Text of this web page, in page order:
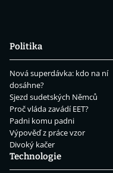
Politika
Nová superdávka: kdo na ní
dosáhne?
Sjezd sudetských Němců
Proč vláda zavádí EET?
Padni komu padni
Výpověď z práce vzor
Divoký kačer
Technologie